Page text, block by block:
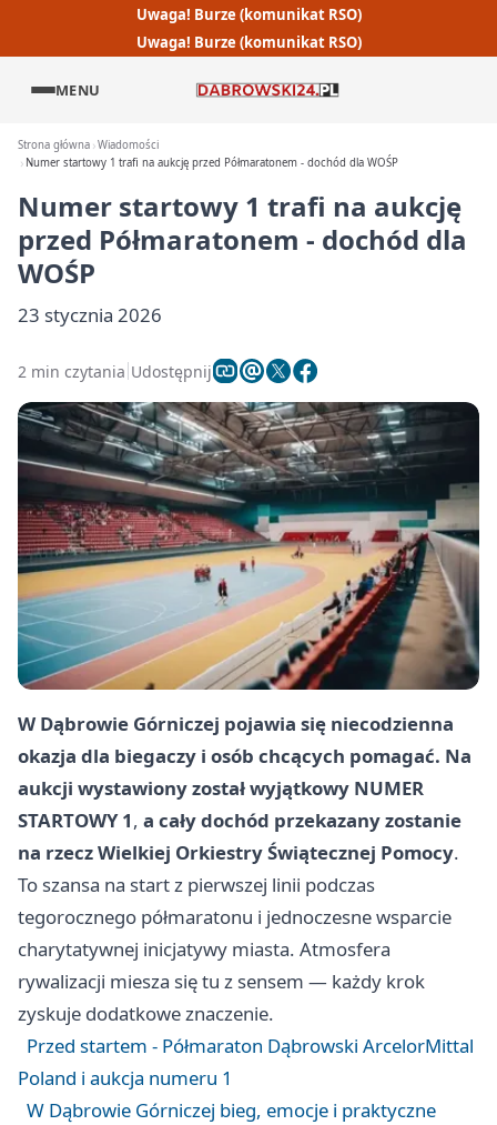
Uwaga! Burze (komunikat RSO)
Uwaga! Burze (komunikat RSO)
MENU
Strona główna Wiadomości
Numer startowy 1 trafi na aukcję przed Półmaratonem - dochód dla WOŚP
Numer startowy 1 trafi na aukcję
przed Półmaratonem - dochód dla
WOŚP
23 stycznia 2026
2 min czytania Udostępnij
W Dąbrowie Górniczej pojawia się niecodzienna
okazja dla biegaczy i osób chcących pomagać. Na
aukcji wystawiony został wyjątkowy NUMER
STARTOWY 1, a cały dochód przekazany zostanie
na rzeczWielkiej Orkiestry Świątecznej Pomocy.
To szansa na start z pierwszej linii podczas
tegorocznego półmaratonu i jednoczesne wsparcie
charytatywnej inicjatywy miasta. Atmosfera
rywalizacji miesza się tu z sensem — każdy krok
zyskuje dodatkowe znaczenie.
Przed startem - Półmaraton Dąbrowski ArcelorMittal
Poland i aukcja numeru 1
W Dąbrowie Górniczej bieg, emocje i praktyczne